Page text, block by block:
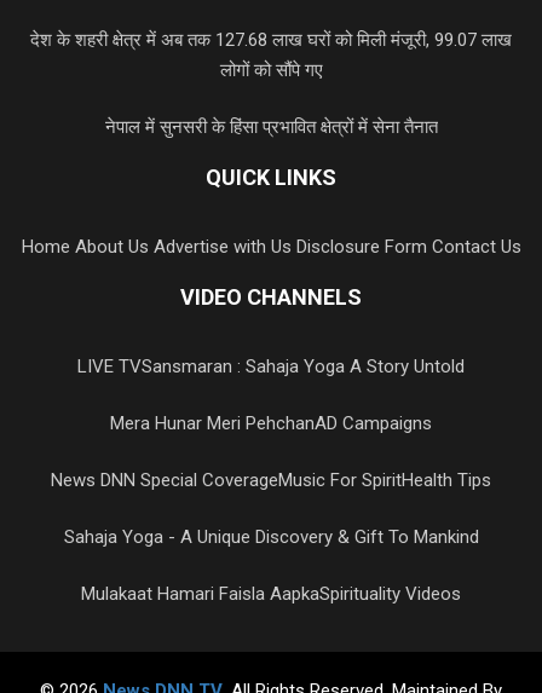
देश के शहरी क्षेत्र में अब तक 127.68 लाख घरों को मिली मंजूरी, 99.07 लाख
लोगों को सौंपे गए
नेपाल में सुनसरी के हिंसा प्रभावित क्षेत्रों में सेना तैनात
QUICK LINKS
Home About Us Advertise with Us Disclosure Form Contact Us
VIDEO CHANNELS
LIVE TVSansmaran : Sahaja Yoga A Story Untold
Mera Hunar Meri PehchanAD Campaigns
News DNN Special CoverageMusic For SpiritHealth Tips
Sahaja Yoga - A Unique Discovery & Gift To Mankind
Mulakaat Hamari Faisla AapkaSpirituality Videos